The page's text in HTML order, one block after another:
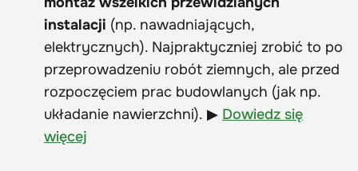
instalacji (np. nawadniających,
elektrycznych). Najpraktyczniej zrobić to po
przeprowadzeniu robót ziemnych, ale przed
rozpoczęciem prac budowlanych (jak np.
układanie nawierzchni). ▶ Dowiedz się
więcej